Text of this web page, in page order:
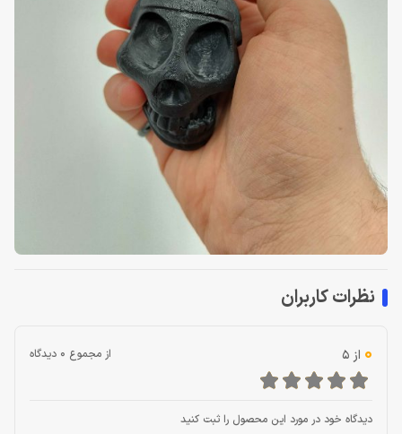
نظرات کاربران
0 از 5 از مجموع 0 دیدگاه
دیدگاه خود در مورد این محصول را ثبت کنید